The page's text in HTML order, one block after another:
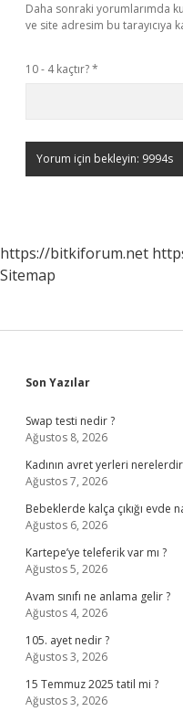
Daha sonraki yorumlarımda
ve site adresim bu tarayıcıya
10 - 4 kaçtır?*
https://bitkiforum.net
Sitemap
Sidebar
Son Yazılar
Swap testi nedir ?
Ağustos 8, 2026
Kadının avret yerleri
Ağustos 7, 2026
Bebeklerde kalça çıkığı evde
Ağustos 6, 2026
Kartepe’ye teleferik var mı ?
Ağustos 5, 2026
Avam sınıfı ne anlama gelir ?
Ağustos 4, 2026
105. ayet nedir ?
Ağustos 3, 2026
15 Temmuz 2025 tatil mi ?
Ağustos 3, 2026